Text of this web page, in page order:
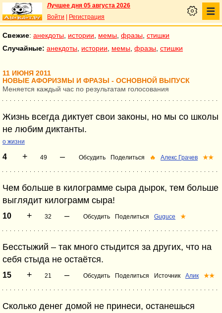
Лучшее дня 05 августа 2026
Войти
Регистрация
Свежие: анекдоты истории мемы фразы стишки
Случайные: анекдоты истории мемы фразы стишки
11 ИЮНЯ 2011
НОВЫЕ АФОРИЗМЫ И ФРАЗЫ - ОСНОВНОЙ ВЫПУСК
Меняется каждый час по результатам голосования
Жизнь всегда диктует свои законы, но мы со школы
не любим диктанты.
о жизни
4 + 49 – Обсудить Поделиться 🔥 Алекс Грачев ★★
Чем больше в килограмме сыра дырок, тем больше
выглядит килограмм сыра!
10 + 32 – Обсудить Поделиться Guguce ★
Бесстыжий – так много стыдится за других, что на
себя стыда не остаётся.
15 + 21 – Обсудить Поделиться Источник Алик ★★
Сколько денег домой не принеси, останешься